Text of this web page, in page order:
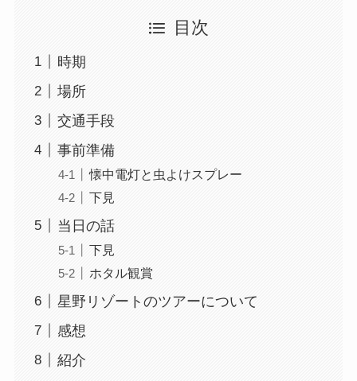
目次
時期
場所
交通手段
事前準備
懐中電灯と虫よけスプレー
下見
当日の話
下見
ホタル観賞
星野リゾートのツアーについて
感想
紹介